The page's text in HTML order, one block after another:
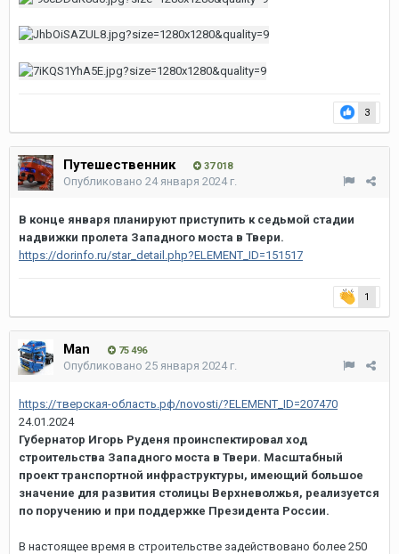
3
Путешественник 37 018
Опубликовано 24 января 2024 г.
В конце января планируют приступить к седьмой стадии
надвижки пролета Западного моста в Твери.
https://dorinfo.ru/star_detail.php?ELEMENT_ID=151517
1
Man 75 496
Опубликовано 25 января 2024 г.
https://тверская-область.рф/novosti/?ELEMENT_ID=207470
24.01.2024
Губернатор Игорь Руденя проинспектировал ход
строительства Западного моста в Твери. Масштабный
проект транспортной инфраструктуры, имеющий большое
значение для развития столицы Верхневолжья, реализуется
по поручению и при поддержке Президента России.
В настоящее время в строительстве задействовано более 250